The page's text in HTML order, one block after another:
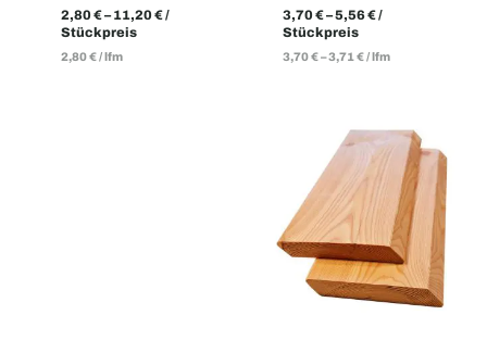
2,80€–11,20€/
Stückpreis
2,80€/lfm
3,70€–5,56€/
Stückpreis
3,70€–3,71€/lfm